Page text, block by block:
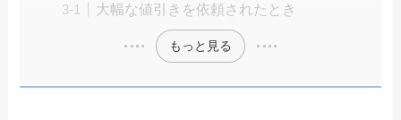
大幅な値引きを依頼されたとき
もっと見る